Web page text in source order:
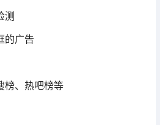
测
的广告
榜、热吧榜等